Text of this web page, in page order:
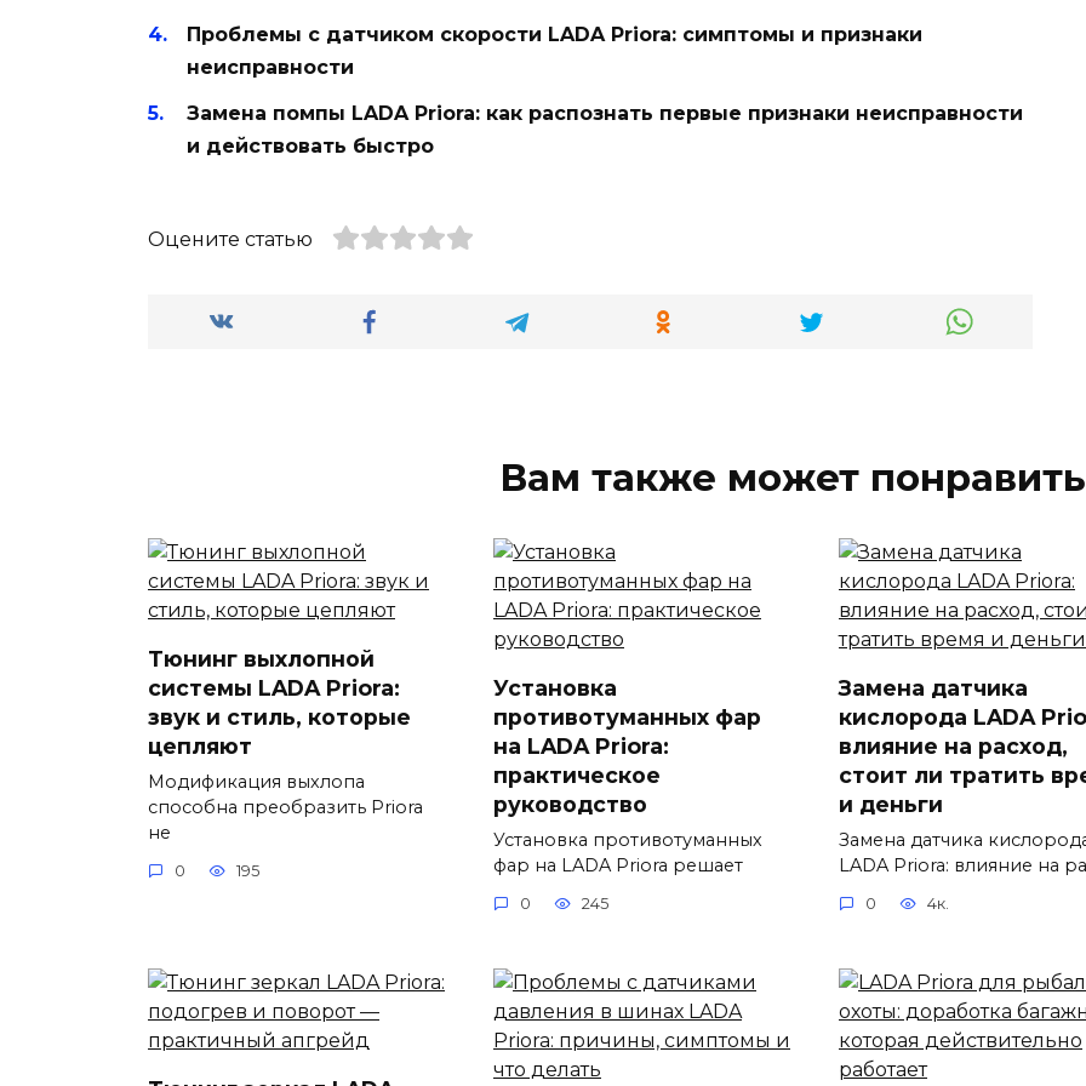
Проблемы с датчиком скорости LADA Priora: симптомы и признаки
неисправности
Замена помпы LADA Priora: как распознать первые признаки неисправности
и действовать быстро
Оцените статью
Вам также может
Тюнинг выхлопной
системы LADA Priora:
звук и стиль, которые
цепляют
Модификация выхлопа
способна преобразить Priora
не
0 195
Установка
противотуманных фар
на LADA Priora:
практическое
руководство
Установка противотуманных
фар на LADA Priora решает
0 245
Замена датчика
кислорода LADA
влияние на расход,
стоит ли тратить
и деньги
Замена датчика
LADA Priora: влияние на
0 4к.